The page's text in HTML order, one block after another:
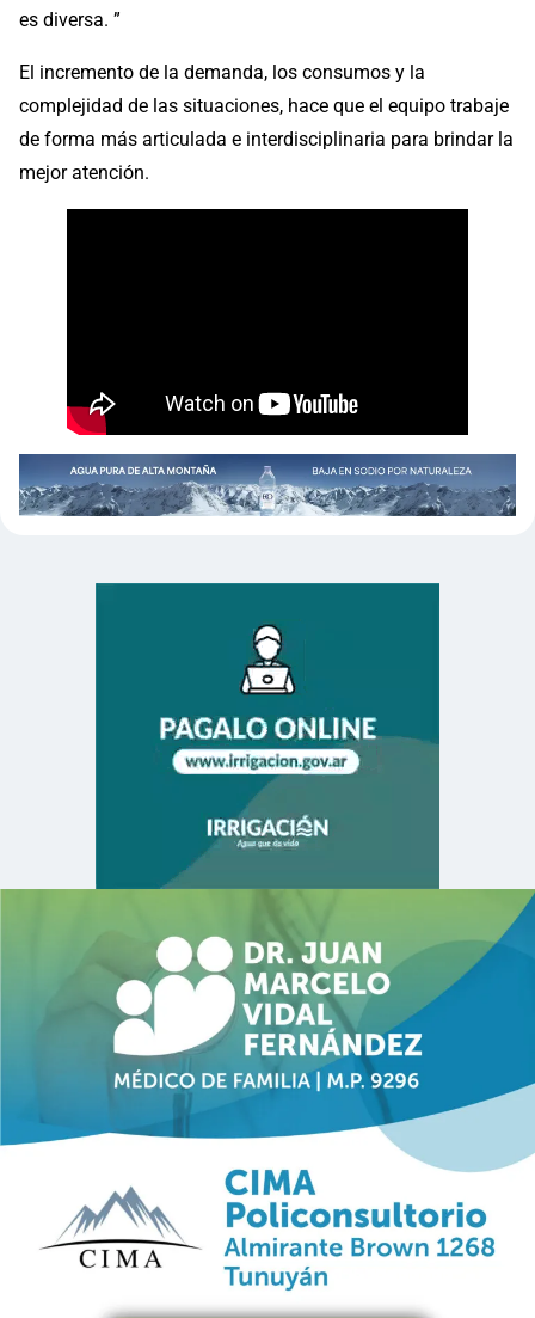
es diversa. ”
El incremento de la demanda, los consumos y la
complejidad de las situaciones, hace que el equipo trabaje
de forma más articulada e interdisciplinaria para brindar la
mejor atención.